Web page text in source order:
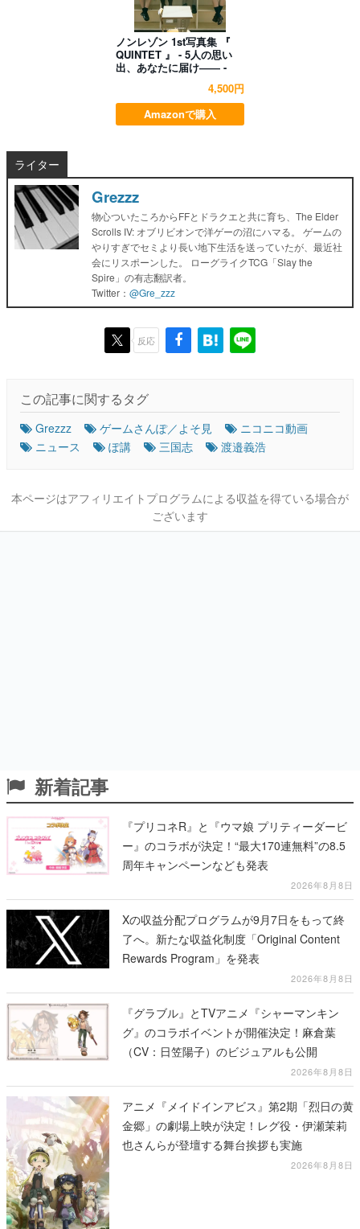
ノンレゾン 1st写真集 『
QUINTET 』 - 5人の思い
出、あなたに届け―― -
4,500円
Amazonで購入
ライター
Grezzz
物心ついたころからFFとドラクエと共に育ち、The Elder
Scrolls IV: オブリビオンで洋ゲーの沼にハマる。 ゲームの
やりすぎでセミより長い地下生活を送っていたが、最近社
会にリスポーンした。 ローグライクTCG「Slay the
Spire」の有志翻訳者。
Twitter： @Gre_zzz
反応
この記事に関するタグ
Grezzz ゲームさんぽ／よそ見
ニコニコ動画
ニュース
ぽ講 三国志 渡邉義浩
本ページはアフィリエイトプログラムによる収益を得ている場合が
ございます
新着記事
『プリコネR』と『ウマ娘 プリティーダービ
ー』のコラボが決定！“最大170連無料”の8.5
周年キャンペーンなども発表
2026年8月8日
Xの収益分配プログラムが9月7日をもって終
了へ。新たな収益化制度「Original Content
Rewards Program」を発表
2026年8月8日
『グラブル』とTVアニメ『シャーマンキン
グ』のコラボイベントが開催決定！麻倉葉
（CV：日笠陽子）のビジュアルも公開
2026年8月8日
アニメ『メイドインアビス』第2期「烈日の黄
金郷」の劇場上映が決定！レグ役・伊瀬茉莉
也さんらが登壇する舞台挨拶も実施
2026年8月8日